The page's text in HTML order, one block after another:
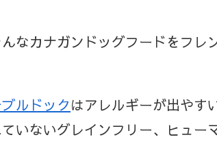
なカナガンドッグフードをフレ
ルドックはアレルギーが出やす
いないグレインフリー、ヒュ